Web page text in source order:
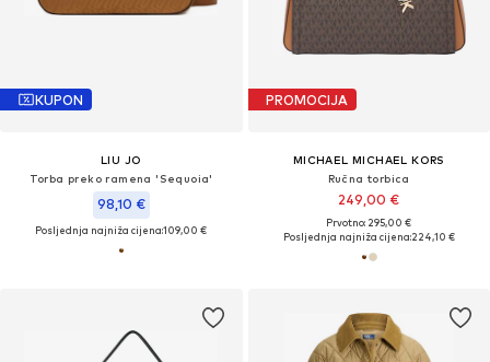
KUPON
LIU JO
Torba preko ramena 'Sequoia'
98,10 €
Posljednja najniža cijena:109,00 €
PROMOCIJA
MICHAEL MICHAEL KORS
Ručna torbica
249,00 €
Prvotno: 295,00 €
Posljednja najniža cijena:224,10 €